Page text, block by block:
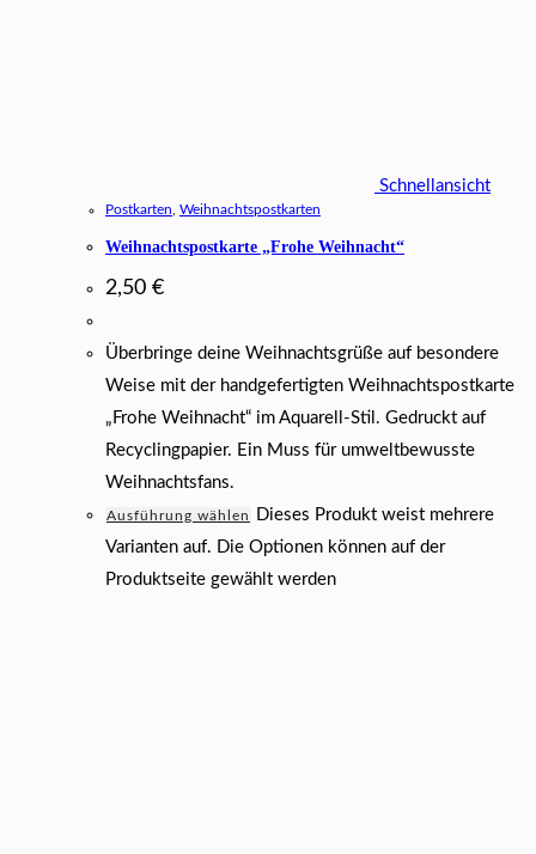
Schnellansicht
Postkarten Weihnachtspostkarten
Weihnachtspostkarte „Frohe Weihnacht“
2,50 €
Überbringe deine Weihnachtsgrüße auf besondere
Weise mit der handgefertigten Weihnachtspostkarte
„Frohe Weihnacht“ im Aquarell-Stil. Gedruckt auf
Recyclingpapier. Ein Muss für umweltbewusste
Weihnachtsfans.
Ausführung wählen
Dieses Produkt weist mehrere
Varianten auf. Die Optionen können auf der
Produktseite gewählt werden